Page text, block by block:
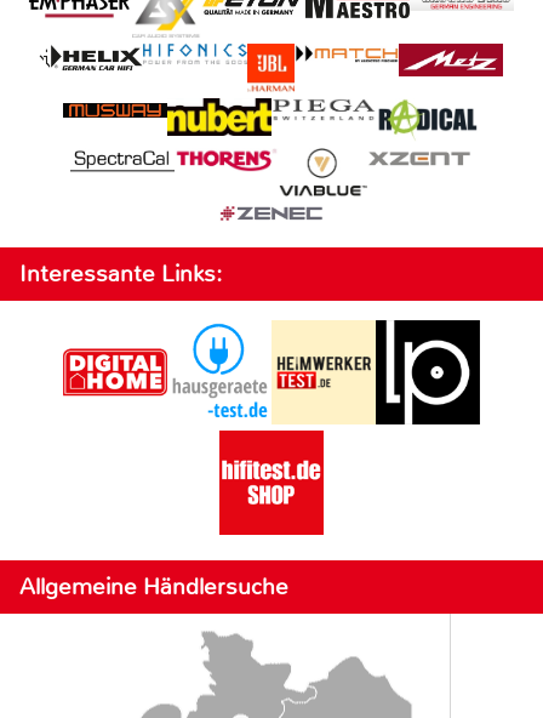
Interessante Links:
Allgemeine Händlersuche